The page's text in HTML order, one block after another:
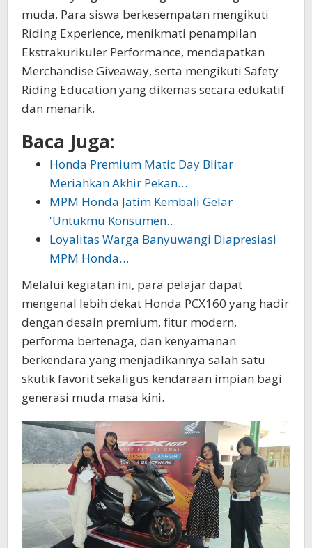
muda. Para siswa berkesempatan mengikuti
Riding Experience, menikmati penampilan
Ekstrakurikuler Performance, mendapatkan
Merchandise Giveaway, serta mengikuti Safety
Riding Education yang dikemas secara edukatif
dan menarik.
Baca Juga:
Honda Premium Matic Day Blitar
Meriahkan Akhir Pekan…
MPM Honda Jatim Kembali Gelar
'Untukmu Konsumen…
Loyalitas Warga Banyuwangi Diapresiasi
MPM Honda…
Melalui kegiatan ini, para pelajar dapat
mengenal lebih dekat Honda PCX160 yang hadir
dengan desain premium, fitur modern,
performa bertenaga, dan kenyamanan
berkendara yang menjadikannya salah satu
skutik favorit sekaligus kendaraan impian bagi
generasi muda masa kini.